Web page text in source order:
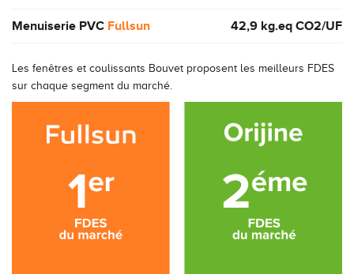
Menuiserie PVC Fullsun 42,9 kg.eq CO2/UF
Les fenêtres et coulissants Bouvet proposent les meilleurs FDES
sur chaque segment du marché.